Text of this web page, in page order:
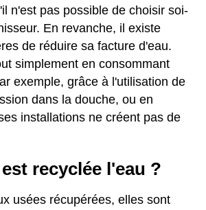
n'est pas possible de choisir soi-
En revanche, il existe
de réduire sa facture d'eau.
simplement en consommant
exemple, grâce à l'utilisation de
dans la douche, ou en
installations ne créent pas de
recyclée l'eau ?
usées récupérées, elles sont